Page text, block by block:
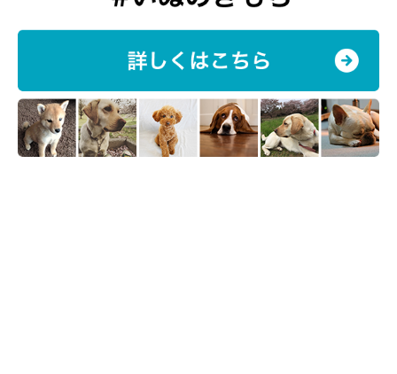
顔が好きなので。」
（まめぷむさん／愛犬 柴犬 豆の助ち
ゃん）
「ハンサム君や美人さんより愛嬌のある可愛いタイプが好
きです。一番気になるのは目。目がクリッてしているコが
好きです。」（tantanさん／愛犬 チワワ kyuuちゃん）
「お顔の輪郭が丸い方が柔らかい雰囲気が出るからです！